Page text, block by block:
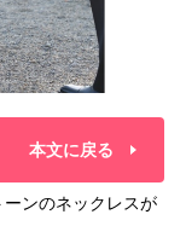
本文に戻る
ンのネックレスが